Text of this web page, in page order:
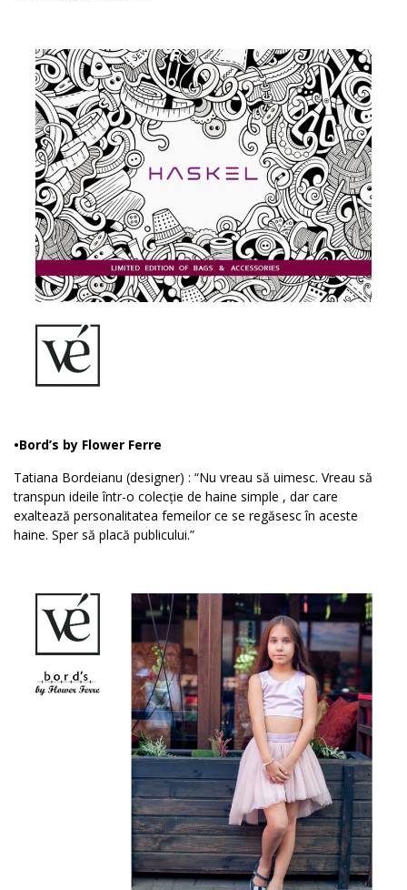
•Bord’s by Flower Ferre
Tatiana Bordeianu (designer) : “Nu vreau să uimesc. Vreau să
transpun ideile într-o colecție de haine simple , dar care
exaltează personalitatea femeilor ce se regăsesc în aceste
haine. Sper să placă publicului.”